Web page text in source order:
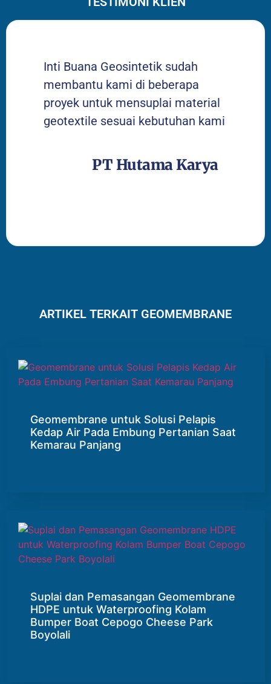
Inti Buana Geosintetik sudah
membantu kami di beberapa
proyek untuk mensuplai material
geotextile sesuai kebutuhan kami
PT Hutama Karya
ARTIKEL TERKAIT GEOMEMBRANE
Geomembrane untuk Solusi Pelapis
Kedap Air Pada Embung Pertanian Saat
Kemarau Panjang
Suplai dan Pemasangan Geomembrane
HDPE untuk Waterproofing Kolam
Bumper Boat Cepogo Cheese Park
Boyolali